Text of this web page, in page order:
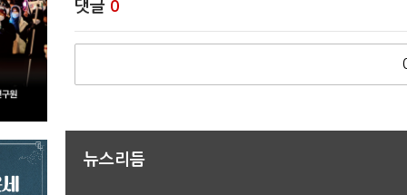
댓글 0
뉴스리듬